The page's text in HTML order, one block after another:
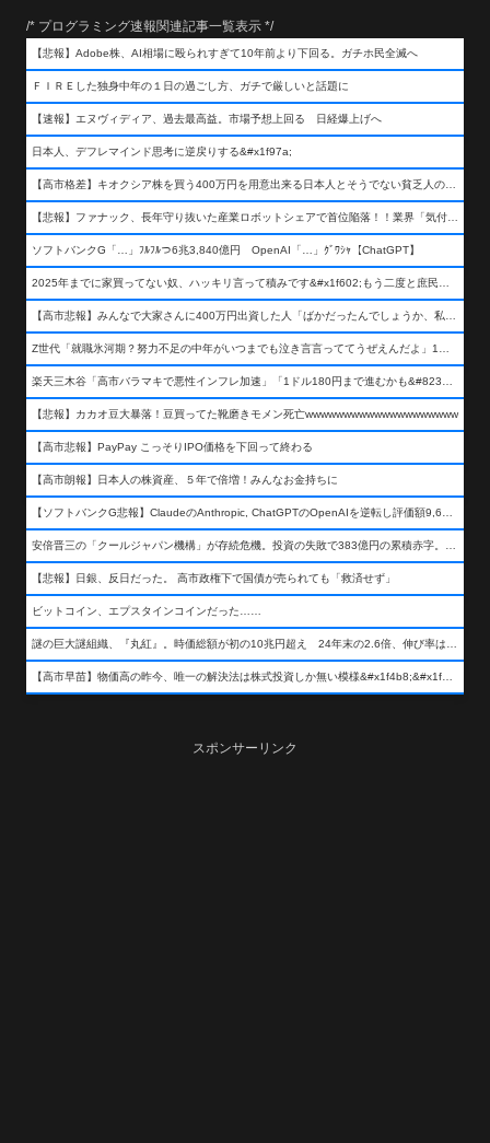
/* プログラミング速報関連記事一覧表示 */
【悲報】Adobe株、AI相場に殴られすぎて10年前より下回る。ガチホ民全滅へ
ＦＩＲＥした独身中年の１日の過ごし方、ガチで厳しいと話題に
【速報】エヌヴィディア、過去最高益。市場予想上回る 日経爆上げへ
日本人、デフレマインド思考に逆戻りする&#x1f97a;
ソフトバンクG「…」ﾌﾙﾌﾙつ6兆3,840億円 OpenAI「…」ｸﾞﾜｼｬ【ChatGPT】
【悲報】カカオ豆大暴落！豆買ってた靴磨きモメン死亡wwwwwwwwwwwwwwwwwwww
【高市悲報】PayPay こっそりIPO価格を下回って終わる
【高市朗報】日本人の株資産、５年で倍増！みんなお金持ちに
【悲報】日銀、反日だった。 高市政権下で国債が売られても「救済せず」
ビットコイン、エプスタインコインだった……
スポンサーリンク